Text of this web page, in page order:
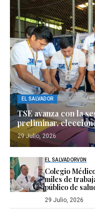
EL SALVADOR
TSE avanza con la
preliminar,
29 Julio, 2026
EL SALVADORVDN
Colegio
miles de
público de
29 Julio, 2026